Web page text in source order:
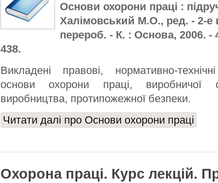
Основи охорони праці :
Халімовський М.О., ред. - 2-е
перероб. - К. : Основа, 2006. -
438.
Викладені правові, нормативно-
основи охорони праці, виробничої
виробництва, протипожежної безпеки.
Читати далі про Основи охорони праці
Охорона праці. Курс лекцій.